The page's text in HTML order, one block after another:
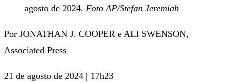
agosto de 2024. Foto AP/Stefan Jeremiah
Por JONATHAN J. COOPER e ALI SWENSON,
Associated Press
21 de agosto de 2024 | 17h23